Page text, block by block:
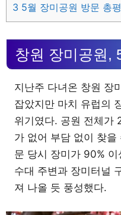
3 5월 장미공원 방문 총
창원 장미공원,
지난주 다녀온 창원 장
잡았지만 마치 유럽의
위기였다. 공원 전체가
가 없어 부담 없이 찾
문 당시 장미가 90%
수대 주변과 장미터널
져 나올 듯 풍성했다.